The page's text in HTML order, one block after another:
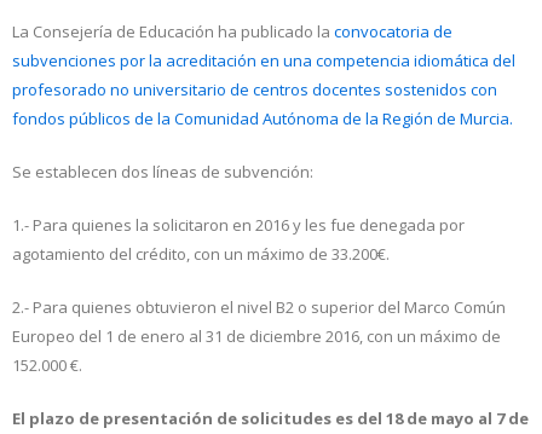
La Consejería de Educación ha publicado la convocatoria de
subvenciones por la acreditación en una competencia idiomática del
profesorado no universitario de centros docentes sostenidos con
fondos públicos de la Comunidad Autónoma de la Región de Murcia.
Se establecen dos líneas de subvención:
1.- Para quienes la solicitaron en 2016 y les fue denegada por
agotamiento del crédito, con un máximo de 33.200€.
2.- Para quienes obtuvieron el nivel B2 o superior del Marco Común
Europeo del 1 de enero al 31 de diciembre 2016, con un máximo de
152.000 €.
El plazo de presentación de solicitudes es del 18 de mayo al 7 de